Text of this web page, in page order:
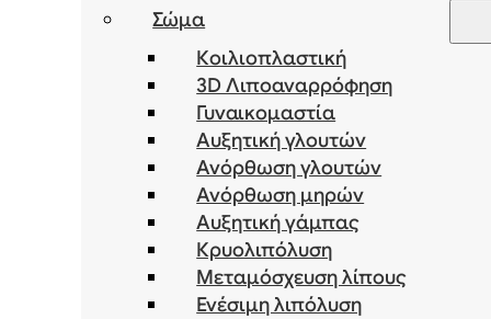
Σώμα
Κοιλιοπλαστική
3D Λιποαναρρόφηση
Γυναικομαστία
Αυξητική γλουτών
Ανόρθωση γλουτών
Ανόρθωση μηρών
Αυξητική γάμπας
Κρυολιπόλυση
Μεταμόσχευση λίπους
Ενέσιμη λιπόλυση